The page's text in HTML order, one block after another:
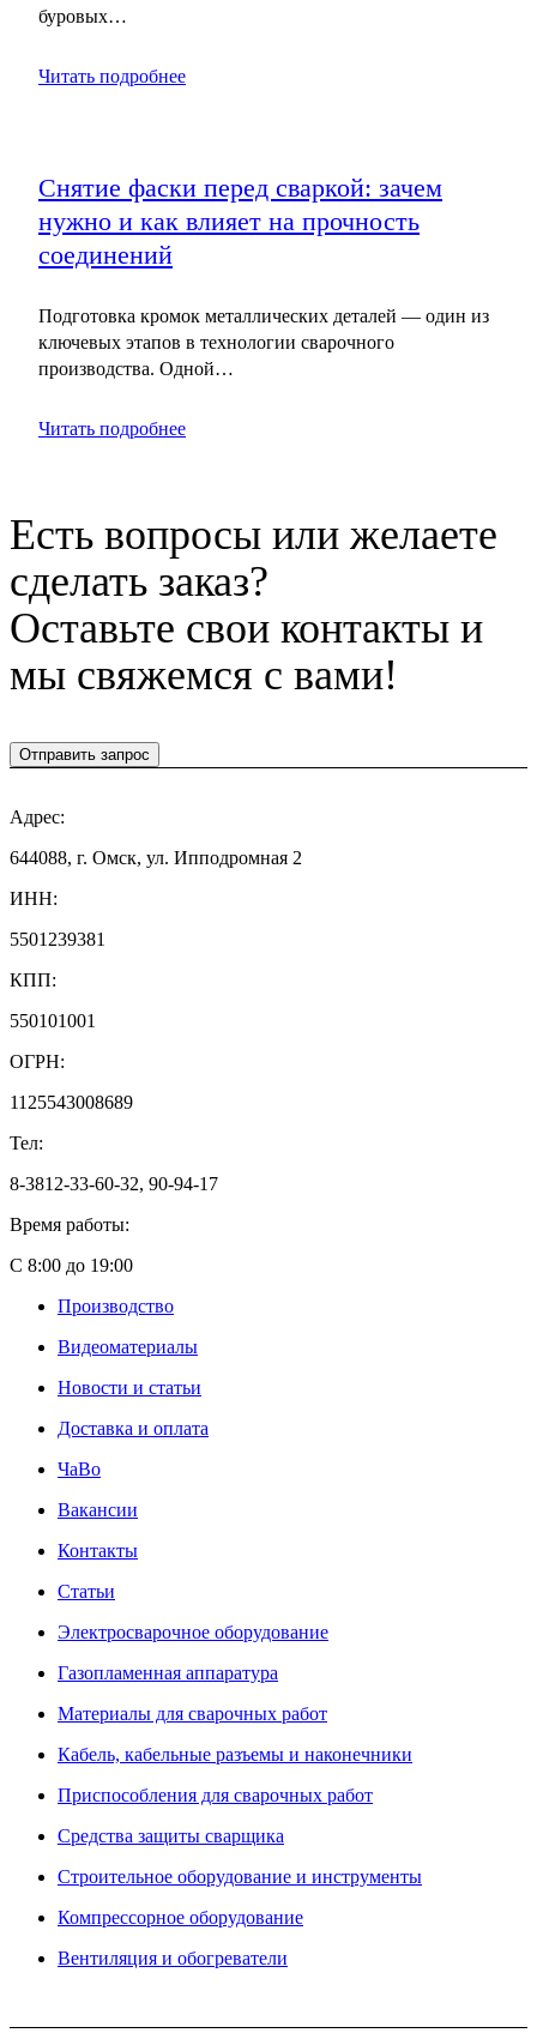
буровых…
Читать подробнее
Снятие фаски перед сваркой: зачем
нужно и как влияет на прочность
соединений
Подготовка кромок металлических деталей — один из
ключевых этапов в технологии сварочного
производства. Одной…
Читать подробнее
Есть вопросы или желаете
сделать заказ?
Оставьте свои контакты и
мы свяжемся с вами!
Отправить запрос
Адрес:
644088, г. Омск, ул. Ипподромная 2
ИНН:
5501239381
КПП:
550101001
ОГРН:
1125543008689
Тел:
8-3812-33-60-32, 90-94-17
Время работы:
С 8:00 до 19:00
Производство
Видеоматериалы
Новости и статьи
Доставка и оплата
ЧаВо
Вакансии
Контакты
Статьи
Электросварочное оборудование
Газопламенная аппаратура
Материалы для сварочных работ
Кабель, кабельные разъемы и наконечники
Приспособления для сварочных работ
Средства защиты сварщика
Строительное оборудование и инструменты
Компрессорное оборудование
Вентиляция и обогреватели